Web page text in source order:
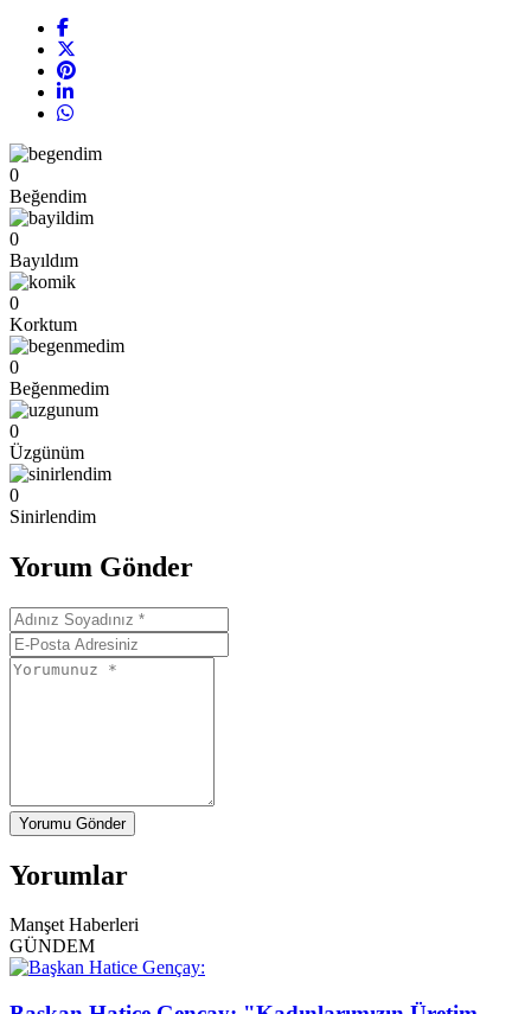
0
Beğendim
0
Bayıldım
0
Korktum
0
Beğenmedim
0
Üzgünüm
0
Sinirlendim
Yorum Gönder
Yorumu Gönder
Yorumlar
Manşet Haberleri
GÜNDEM